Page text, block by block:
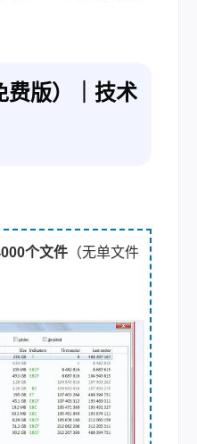
费版）｜技术
个文件 （无单文件